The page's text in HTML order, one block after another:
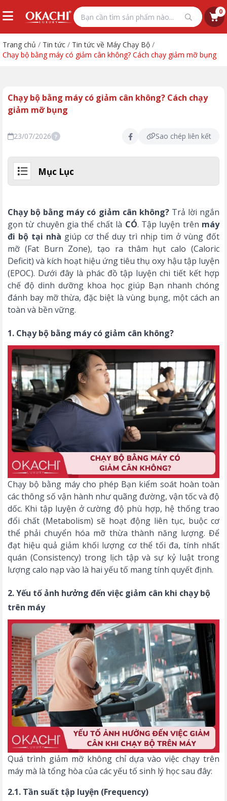
0
Trang chủ / Tin tức / Tin tức về Máy Chạy Bộ /
Chạy bộ bằng máy có giảm cân không? Cách chạy giảm mỡ bụng
Chạy bộ bằng máy có giảm cân không? Cách chạy
giảm mỡ bụng
23/07/2026 ? Sao chép liên kết
Mục Lục
Chạy bộ bằng máy có giảm cân không?Trả lời ngắn
gọn từ chuyên gia thể chất là CÓ. Tập luyện trên máy
đi bộ tại nhà giúp cơ thể duy trì nhịp tim ở vùng đốt
mỡ (Fat Burn Zone), tạo ra thâm hụt calo (Caloric
Deficit) và kích hoạt hiệu ứng tiêu thụ oxy hậu tập luyện
(EPOC). Dưới đây là phác đồ tập luyện chi tiết kết hợp
chế độ dinh dưỡng khoa học giúp Bạn nhanh chóng
đánh bay mỡ thừa, đặc biệt là vùng bụng, một cách an
toàn và bền vững.
1. Chạy bộ bằng máy có giảm cân không?
Chạy bộ bằng máy cho phép Bạn kiểm soát hoàn toàn
các thông số vận hành như quãng đường, vận tốc và độ
dốc. Khi tập luyện ở cường độ phù hợp, hệ thống trao
đổi chất (Metabolism) sẽ hoạt động liên tục, buộc cơ
thể phải chuyển hóa mỡ thừa thành năng lượng. Để
đạt hiệu quả giảm khối lượng cơ thể tối đa, tính nhất
quán (Consistency) trong lịch tập và sự kỷ luật trong
lượng calo nạp vào là hai yếu tố mang tính quyết định.
2. Yếu tố ảnh hưởng đến việc giảm cân khi chạy bộ
trên máy
Quá trình giảm mỡ không chỉ dựa vào việc chạy trên
máy mà là tổng hòa của các yếu tố sinh lý học sau đây:
2.1. Tần suất tập luyện (Frequency)